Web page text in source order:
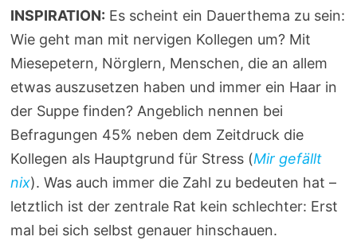
INSPIRATION: Es scheint ein Dauerthema zu sein:
Wie geht man mit nervigen Kollegen um? Mit
Miesepetern, Nörglern, Menschen, die an allem
etwas auszusetzen haben und immer ein Haar in
der Suppe finden? Angeblich nennen bei
Befragungen 45% neben dem Zeitdruck die
Kollegen als Hauptgrund für Stress (Mir gefällt
nix). Was auch immer die Zahl zu bedeuten hat –
letztlich ist der zentrale Rat kein schlechter: Erst
mal bei sich selbst genauer hinschauen.